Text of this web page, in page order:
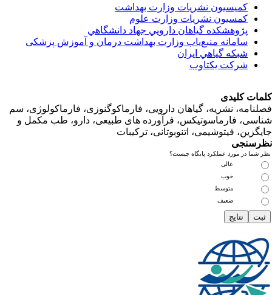
کمیسیون نشریات وزارت بهداشت
کمسیون نشریات وزارت علوم
پژوهشكده گياهان دارويي جهاد دانشگاهي
سامانه منبع‌ياب وزارت بهداشت درمان و آموزش پزشکی
شبكه گياهي ايران
شرکت یکتاوب
کلیدی
نشریه، گیاهان دارویی، فارماکوگنوزی، فارماکولوژی، سم
فارماسوتیکس، فرآورده های طبیعی، دارو، طب مکمل و
فیتوشیمی، اتنوبوتانی، ترکیبات
در مورد عملکرد پایگاه چیست؟
متوسط
ضعیف